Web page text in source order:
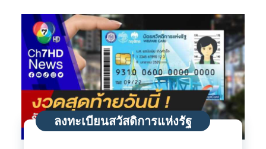
ลงทะเบียนสวัสดิการแห่งรัฐ